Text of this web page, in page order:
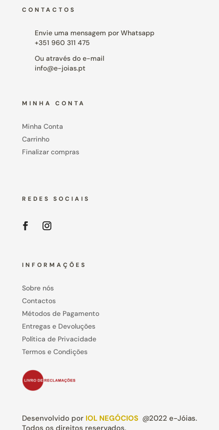
CONTACTOS
Envie uma mensagem por Whatsapp
+351 960 311 475
Ou através do e-mail
info@e-joias.pt
MINHA CONTA
Minha Conta
Carrinho
Finalizar compras
REDES SOCIAIS
INFORMAÇÕES
Sobre nós
Contactos
Métodos de Pagamento
Entregas e Devoluções
Política de Privacidade
Termos e Condições
Desenvolvido por IOL NEGÓCIOS@2022 e-Jóias.